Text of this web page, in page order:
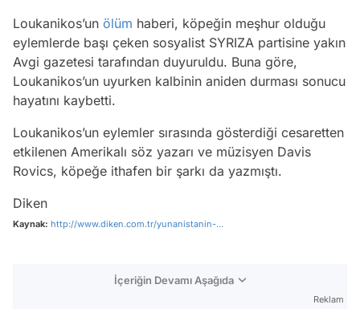
Loukanikos’un ölüm haberi, köpeğin meşhur olduğu
eylemlerde başı çeken sosyalist SYRIZA partisine yakın
Avgi gazetesi tarafından duyuruldu. Buna göre,
Loukanikos’un uyurken kalbinin aniden durması sonucu
hayatını kaybetti.
Loukanikos’un eylemler sırasında gösterdiği cesaretten
etkilenen Amerikalı söz yazarı ve müzisyen Davis
Rovics, köpeğe ithafen bir şarkı da yazmıştı.
Diken
Kaynak: http://www.diken.com.tr/yunanistanin-...
İçeriğin Devamı Aşağıda
Reklam